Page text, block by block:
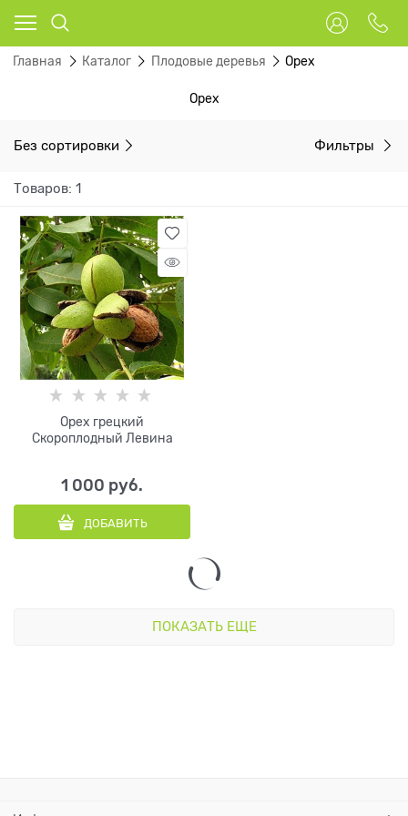
Главная Каталог Плодовые деревья Орех
Орех
Без сортировки Фильтры
Товаров: 1
Орех грецкий
Скороплодный Левина
1 000 руб.
ДОБАВИТЬ
ПОКАЗАТЬ ЕЩЕ